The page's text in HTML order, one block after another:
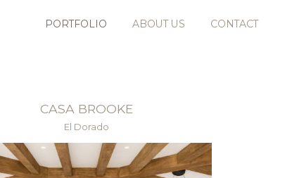
PORTFOLIO ABOUT US CONTACT
CASA BROOKE
El Dorado